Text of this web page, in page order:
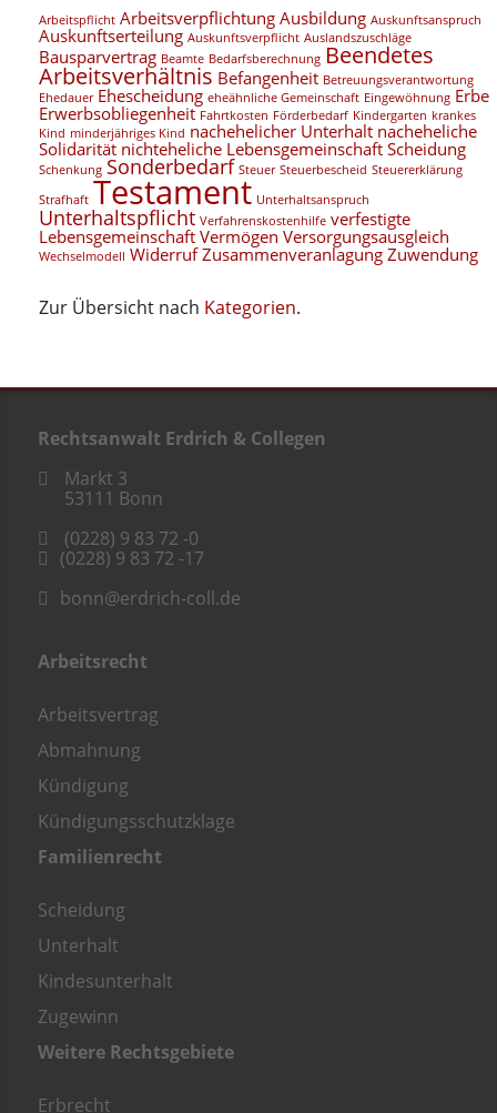
Arbeitspflicht Arbeitsverpflichtung Ausbildung Auskunftsanspruch
Auskunftserteilung Auskunftsverpflicht Auslandszuschläge
Bausparvertrag Beamte Bedarfsberechnung Beendetes
Arbeitsverhältnis Befangenheit Betreuungsverantwortung
Ehedauer Ehescheidung eheähnliche Gemeinschaft Eingewöhnung Erbe
Erwerbsobliegenheit Fahrtkosten Förderbedarf Kindergarten krankes
Kind minderjähriges Kind nachehelicher Unterhalt nacheheliche
Solidarität nichteheliche Lebensgemeinschaft Scheidung
Schenkung Sonderbedarf Steuer Steuerbescheid Steuererklärung
Strafhaft Testament Unterhaltsanspruch
Unterhaltspflicht Verfahrenskostenhilfe verfestigte
Lebensgemeinschaft Vermögen Versorgungsausgleich
Wechselmodell Widerruf Zusammenveranlagung Zuwendung
Zur Übersicht nach Kategorien.
Rechtsanwalt Erdrich & Collegen
Markt 3
53111 Bonn
(0228) 9 83 72 -0
(0228) 9 83 72 -17
bonn@erdrich-coll.de
Arbeitsrecht
Arbeitsvertrag
Abmahnung
Kündigung
Kündigungsschutzklage
Familienrecht
Scheidung
Unterhalt
Kindesunterhalt
Zugewinn
Weitere Rechtsgebiete
Erbrecht